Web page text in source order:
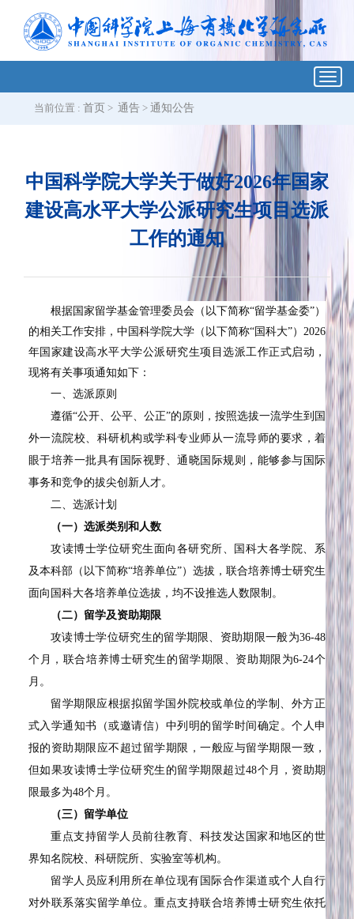
当前位置 : 首页 > 通告 > 通知公告
中国科学院大学关于做好2026年国家
建设高水平大学公派研究生项目选派
工作的通知
根据国家留学基金管理委员会（以下简称“留学基金委”）
的相关工作安排，中国科学院大学（以下简称“国科大”） 2026
年国家建设高水平大学公派研究生项目选派工作正式启动，
现将有关事项通知如下：
一、选派原则
遵循“公开、公平、公正”的原则，按照选拔一流学生到国
外一流院校、科研机构或学科专业师从一流导师的要求，着
眼于培养一批具有国际视野、通晓国际规则，能够参与国际
事务和竞争的拔尖创新人才。
二、选派计划
（一）选派类别和人数
攻读博士学位研究生面向各研究所、国科大各学院、系
及本科部（以下简称“培养单位”）选拔，联合培养博士研究生
面向国科大各培养单位选拔，均不设推选人数限制。
（二）留学及资助期限
攻读博士学位研究生的留学期限、资助期限一般为36-48
个月，联合培养博士研究生的留学期限、资助期限为6-24个
月。
留学期限应根据拟留学国外院校或单位的学制、外方正
式入学通知书（或邀请信）中列明的留学时间确定。个人申
报的资助期限应不超过留学期限，一般应与留学期限一致，
但如果攻读博士学位研究生的留学期限超过48个月，资助期
限最多为48个月。
（三）留学单位
重点支持留学人员前往教育、科技发达国家和地区的世
界知名院校、科研院所、实验室等机构。
留学人员应利用所在单位现有国际合作渠道或个人自行
对外联系落实留学单位。重点支持联合培养博士研究生依托